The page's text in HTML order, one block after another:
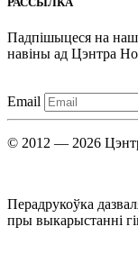
Падпішыцеся на
навіны ад Цэнтра
Email
© 2012 — 2026
Перадрукоўка
пры выкарыстанні